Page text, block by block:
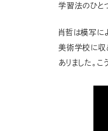
学習法のひと
肖哲は模写に
美術学校に収
ありました。